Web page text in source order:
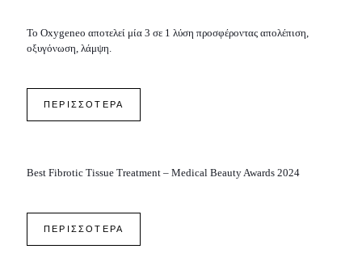
Το Oxygeneo αποτελεί μία 3 σε 1 λύση προσφέροντας απολέπιση,
οξυγόνωση, λάμψη.
ΠΕΡΙΣΣΟΤΕΡΑ
Best Fibrotic Tissue Treatment – Medical Beauty Awards 2024
ΠΕΡΙΣΣΟΤΕΡΑ